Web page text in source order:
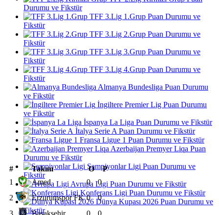
Durumu ve Fikstür
TFF 3.Lig 1.Grup Puan Durumu ve
Fikstür
TFF 3.Lig 2.Grup Puan Durumu ve
Fikstür
TFF 3.Lig 3.Grup Puan Durumu ve
Fikstür
TFF 3.Lig 4.Grup Puan Durumu ve
Fikstür
Almanya Bundesliga Puan Durumu
ve Fikstür
İngiltere Premier Lig Puan Durumu
ve Fikstür
İspanya La Liga Puan Durumu ve Fikstür
İtalya Serie A Puan Durumu ve Fikstür
Fransa Ligue 1 Puan Durumu ve Fikstür
Azerbaijan Premyer Liqa Puan
Durumu ve Fikstür
Şampiyonlar Ligi Puan Durumu ve
Fikstür
Avrupa Ligi Puan Durumu ve Fikstür
Konferans Ligi Puan Durumu ve Fikstür
Dünya Kupası 2026 Puan Durumu ve
Fikstür
# Takım O
P
1
Amed 0
0
2
Erzurumspor FK 0
0